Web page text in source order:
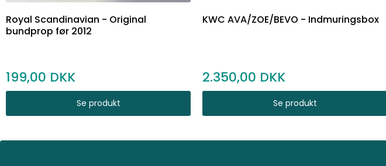
Royal Scandinavian - Original
bundprop før 2012
199,00
Se produkt
KWC AVA/ZOE/BEVO - Indmuringsbox
2.350,00
Se produkt